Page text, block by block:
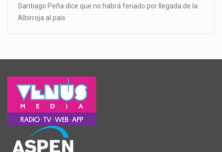
Santiago Peña dice que no habrá feriado por llegada de la
Albirroja al país